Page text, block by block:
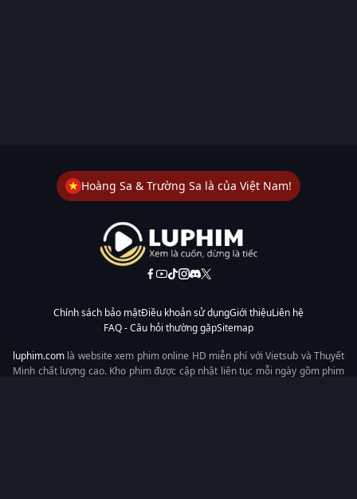
Hoàng Sa & Trường Sa là của Việt Nam!
Chính sách bảo mậtĐiều khoản sử dụngGiới thiệuLiên hệ
FAQ - Câu hỏi thường gặpSitemap
luphim.com là website xem phim online HD miễn phí với Vietsub và Thuyết
Minh chất lượng cao. Kho phim được cập nhật liên tục mỗi ngày gồm phim